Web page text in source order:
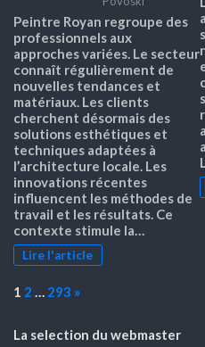
Peintre Royan regroupe des
professionnels aux
approches variées. Le secteur
connaît régulièrement de
nouvelles tendances et
matériaux. Les clients
cherchent désormais des
solutions esthétiques et
techniques adaptées à
l’architecture locale. Les
innovations récentes
influencent les méthodes de
travail et les résultats. Ce
contexte stimule la…
Lire l'article
Page:
1 2 … 293 Next
»
La selection du webmaster